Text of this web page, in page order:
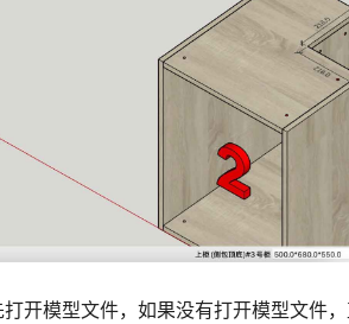
开模型文件，如果没有打开模型文件